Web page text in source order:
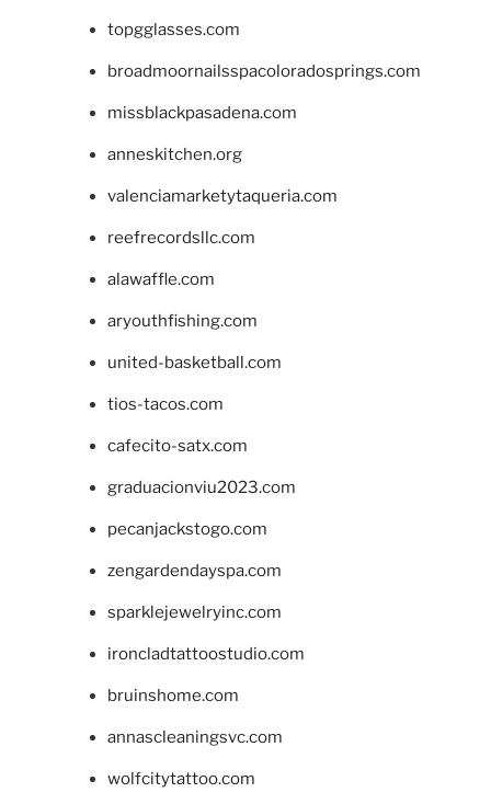
topgglasses.com
broadmoornailsspacoloradosprings.com
missblackpasadena.com
anneskitchen.org
valenciamarketytaqueria.com
reefrecordsllc.com
alawaffle.com
aryouthfishing.com
united-basketball.com
tios-tacos.com
cafecito-satx.com
graduacionviu2023.com
pecanjackstogo.com
zengardendayspa.com
sparklejewelryinc.com
ironcladtattoostudio.com
bruinshome.com
annascleaningsvc.com
wolfcitytattoo.com